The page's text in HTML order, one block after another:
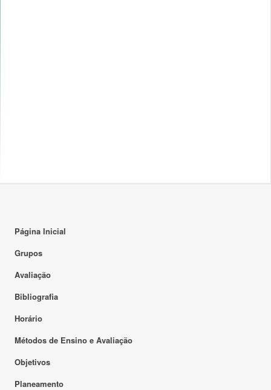
Página Inicial
Grupos
Avaliação
Bibliografia
Horário
Métodos de Ensino e Avaliação
Objetivos
Planeamento